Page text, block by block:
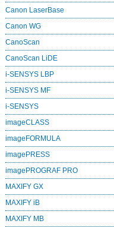
Canon LaserBase
Canon WG
CanoScan
CanoScan LiDE
i-SENSYS LBP
i-SENSYS MF
i‑SENSYS
imageCLASS
imageFORMULA
imagePRESS
imagePROGRAF PRO
MAXIFY GX
MAXIFY iB
MAXIFY MB